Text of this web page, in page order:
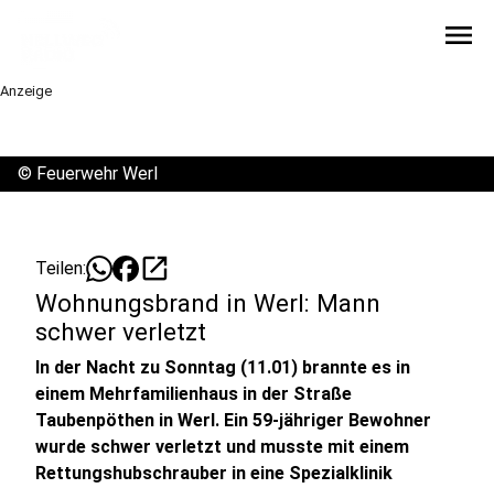
menu
Anzeige
© Feuerwehr Werl
Teilen: open_in_new
Wohnungsbrand in Werl: Mann
schwer verletzt
In der Nacht zu Sonntag (11.01) brannte es in
einem Mehrfamilienhaus in der Straße
Taubenpöthen in Werl. Ein 59-jähriger Bewohner
wurde schwer verletzt und musste mit einem
Rettungshubschrauber in eine Spezialklinik